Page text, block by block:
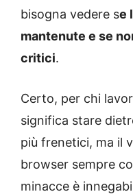
bisogna vedere se
mantenute e se
critici.
Certo, per chi
significa stare
più frenetici, ma il
browser sempre
minacce è